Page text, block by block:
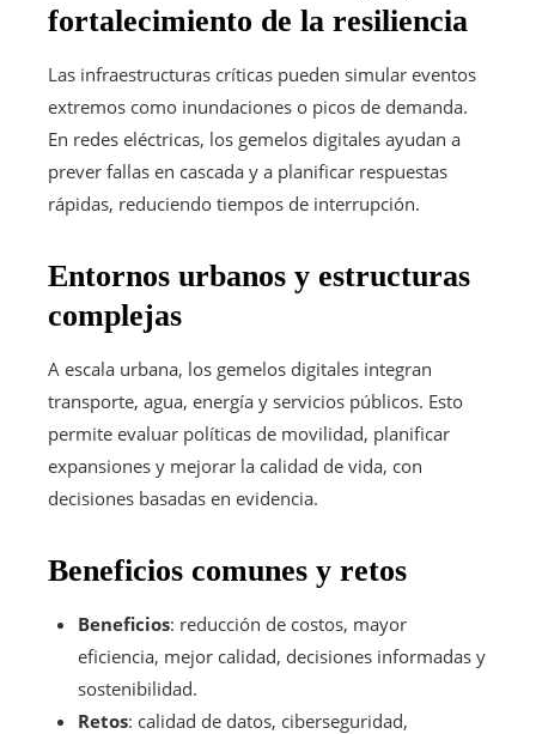
fortalecimiento de la resiliencia
Las infraestructuras críticas pueden simular eventos
extremos como inundaciones o picos de demanda.
En redes eléctricas, los gemelos digitales ayudan a
prever fallas en cascada y a planificar respuestas
rápidas, reduciendo tiempos de interrupción.
Entornos urbanos y estructuras
complejas
A escala urbana, los gemelos digitales integran
transporte, agua, energía y servicios públicos. Esto
permite evaluar políticas de movilidad, planificar
expansiones y mejorar la calidad de vida, con
decisiones basadas en evidencia.
Beneficios comunes y retos
Beneficios: reducción de costos, mayor
eficiencia, mejor calidad, decisiones informadas y
sostenibilidad.
Retos: calidad de datos, ciberseguridad,